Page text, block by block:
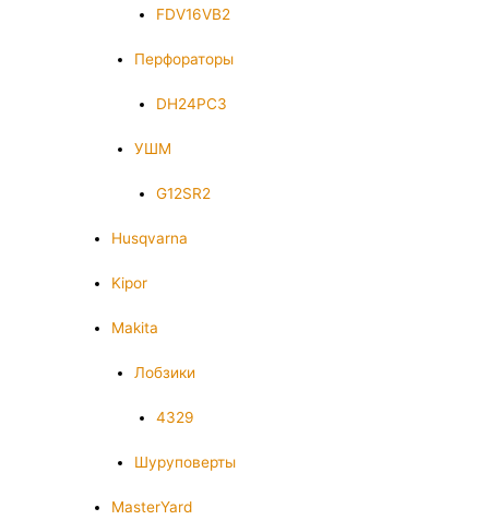
FDV16VB2
Перфораторы
DH24PC3
УШМ
G12SR2
Husqvarna
Kipor
Makita
Лобзики
4329
Шуруповерты
MasterYard